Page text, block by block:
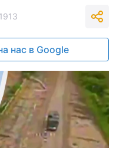
1913
нас в Google